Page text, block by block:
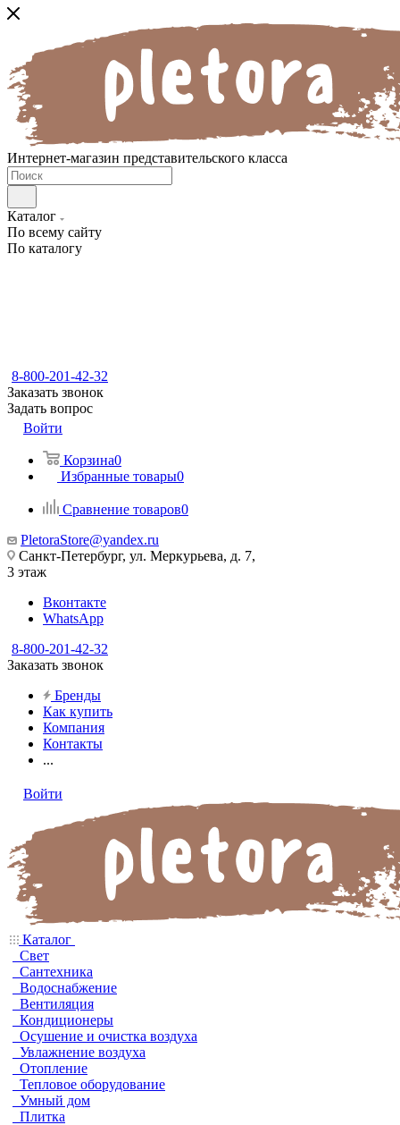
Интернет-магазин представительского класса
Каталог
По всему сайту
По каталогу
8-800-201-42-32
Заказать звонок
Задать вопрос
Войти
Корзина0
Избранные товары0
Сравнение товаров0
PletoraStore@yandex.ru
Санкт-Петербург, ул. Меркурьева, д. 7,
3 этаж
Вконтакте
WhatsApp
8-800-201-42-32
Заказать звонок
Бренды
Как купить
Компания
Контакты
...
Войти
Каталог
Свет
Сантехника
Водоснабжение
Вентиляция
Кондиционеры
Осушение и очистка воздуха
Увлажнение воздуха
Отопление
Тепловое оборудование
Умный дом
Плитка